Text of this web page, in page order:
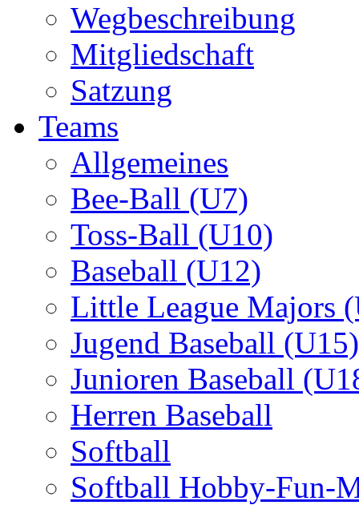
Wegbeschreibung
Mitgliedschaft
Satzung
Teams
Allgemeines
Bee-Ball (U7)
Toss-Ball (U10)
Baseball (U12)
Little League Majors
Jugend Baseball (U15)
Junioren Baseball
Herren Baseball
Softball
Softball Hobby-Fun-